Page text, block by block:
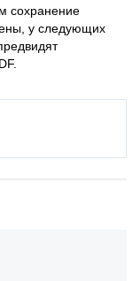
сохранение
у следующих